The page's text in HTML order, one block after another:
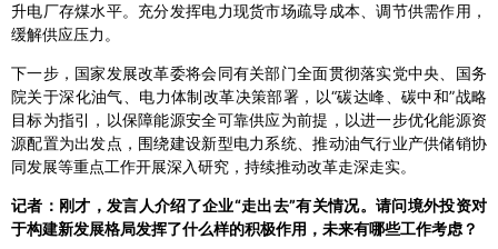
升电厂存煤水平。充分发挥电力现货市场疏导成本、调节供需作用，
缓解供应压力。
下一步，国家发展改革委将会同有关部门全面贯彻落实党中央、国务
院关于深化油气、电力体制改革决策部署，以“碳达峰、碳中和”战略
目标为指引，以保障能源安全可靠供应为前提，以进一步优化能源资
源配置为出发点，围绕建设新型电力系统、推动油气行业产供储销协
同发展等重点工作开展深入研究，持续推动改革走深走实。
记者：刚才，发言人介绍了企业“走出去”有关情况。请问境外投资对
于构建新发展格局发挥了什么样的积极作用，未来有哪些工作考虑？